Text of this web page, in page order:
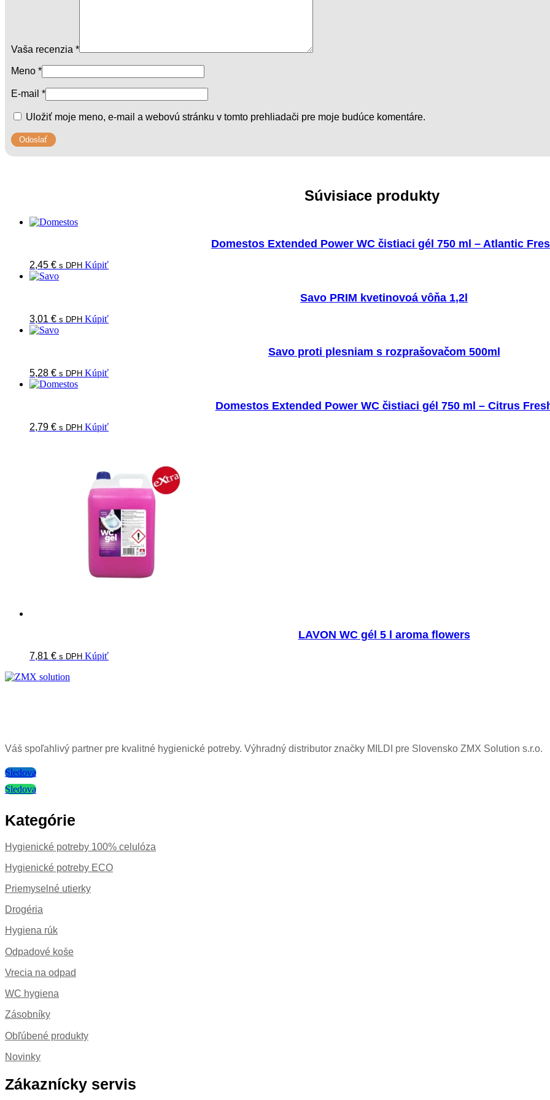
Vaša recenzia *
Meno *
E-mail *
Uložiť moje meno, e-mail a webovú stránku v tomto prehliadači pre moje budúce komentáre.
Súvisiace produkty
Domestos Extended Power WC čistiaci gél 750 ml – Atlantic
2,45 € s DPH Kúpiť
Savo PRIM kvetinovoá vôňa 1,2l
3,01 € s DPH Kúpiť
Savo proti plesniam s rozprašovačom 500ml
5,28 € s DPH Kúpiť
Domestos Extended Power WC čistiaci gél 750 ml – Citrus
2,79 € s DPH Kúpiť
LAVON WC gél 5 l aroma flowers
7,81 € s DPH Kúpiť
Váš spoľahlivý partner pre kvalitné hygienické potreby. Výhradný distributor značky MILDI pre Slovensko ZMX Solution s.r.o.
Sledova
Sledova
Kategórie
Hygienické potreby 100% celulóza
Hygienické potreby ECO
Priemyselné utierky
Drogéria
Hygiena rúk
Odpadové koše
Vrecia na odpad
WC hygiena
Zásobníky
Obľúbené produkty
Novinky
Zákaznícky servis